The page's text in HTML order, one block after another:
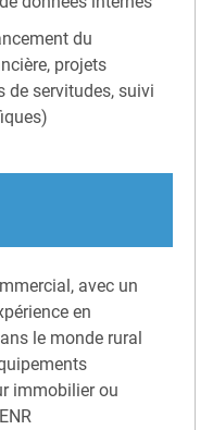
du
projets
de servitudes, suivi
avec un
en
le monde rural
immobilier ou